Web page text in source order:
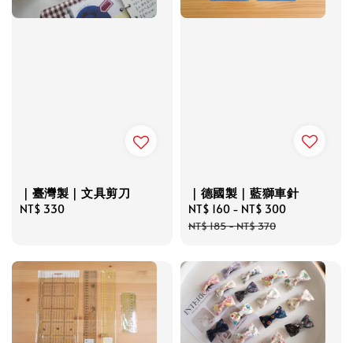
｜臺灣製｜文具剪刀
Regular
NT$ 330
｜德國製｜藍獅車針
Sale
price
NT$ 160 - NT$ 300
NT$ 185-NT$ 370